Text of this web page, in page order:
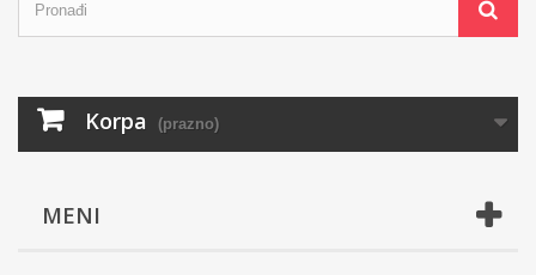
Korpa (prazno)
MENI